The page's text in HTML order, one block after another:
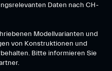
Daten nach CH-
Modellvarianten und
von Konstruktionen und
Bitte informieren Sie